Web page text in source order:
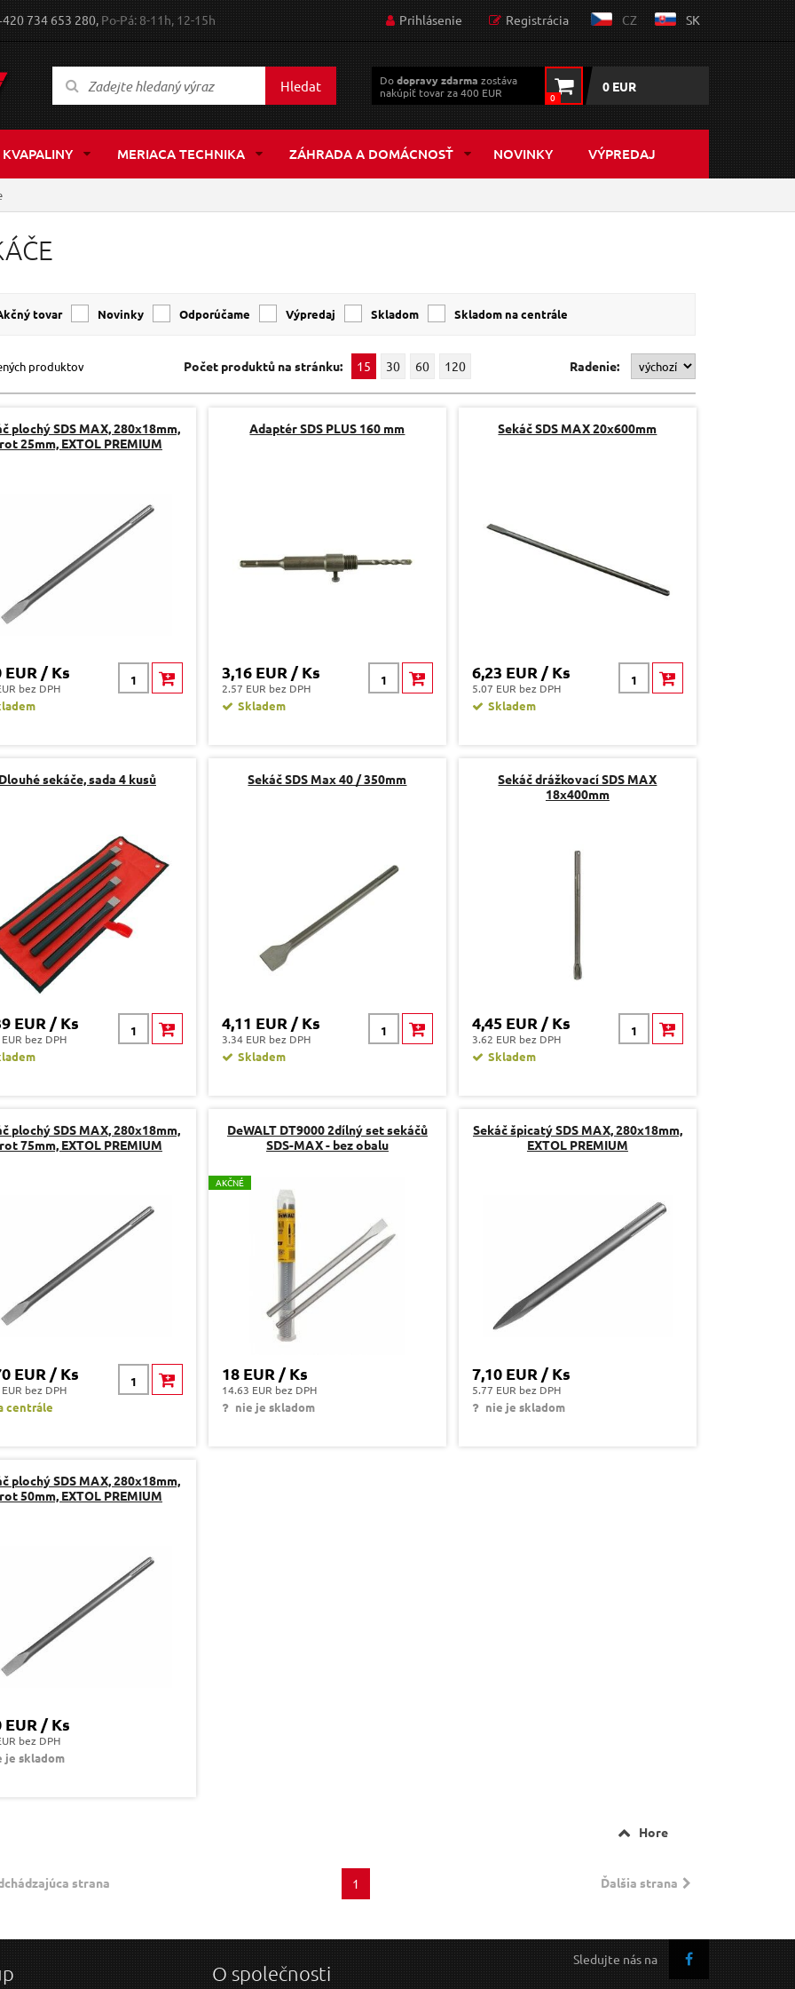
734 653 280, Po-Pá: 8-11h, 12-15h Prihlásenie Registrácia CZ SK
Hledat Dodopravy zdarma zostáva
nakúpiť tovar za 400 EUR
0
0 EUR
MERIACA TECHNIKA ZÁHRADA A DOMÁCNOSŤ NOVINKY VÝPREDAJ
Akčný tovar Novinky Odporúčame Výpredaj Skladom Skladom na centrále
produktov Počet produktů na stránku: 15 30 60 120 Radenie:
plochý SDS MAX, 280x18mm,
25mm, EXTOL PREMIUM
EUR / Ks
bez DPH
Adaptér SDS PLUS 160 mm
3,16 EUR / Ks
2.57 EUR bez DPH
Skladem
Sekáč SDS MAX 20x600mm
6,23 EUR / Ks
5.07 EUR bez DPH
Skladem
Dlouhé sekáče, sada 4 kusů
EUR / Ks
bez DPH
Sekáč SDS Max 40 / 350mm
4,11 EUR / Ks
3.34 EUR bez DPH
Skladem
Sekáč drážkovací SDS MAX
18x400mm
4,45 EUR / Ks
3.62 EUR bez DPH
Skladem
plochý SDS MAX, 280x18mm,
75mm, EXTOL PREMIUM
EUR / Ks
bez DPH
centrále
DeWALT DT9000 2dílný set sekáčů
SDS-MAX - bez obalu
AKČNÉ
18 EUR / Ks
14.63 EUR bez DPH
nie je skladom
Sekáč špicatý SDS MAX, 280x18mm,
EXTOL PREMIUM
7,10 EUR / Ks
5.77 EUR bez DPH
nie je skladom
plochý SDS MAX, 280x18mm,
50mm, EXTOL PREMIUM
EUR / Ks
bez DPH
je skladom
Hore
strana Ďalšia strana
1
Sledujte nás na
O společnosti